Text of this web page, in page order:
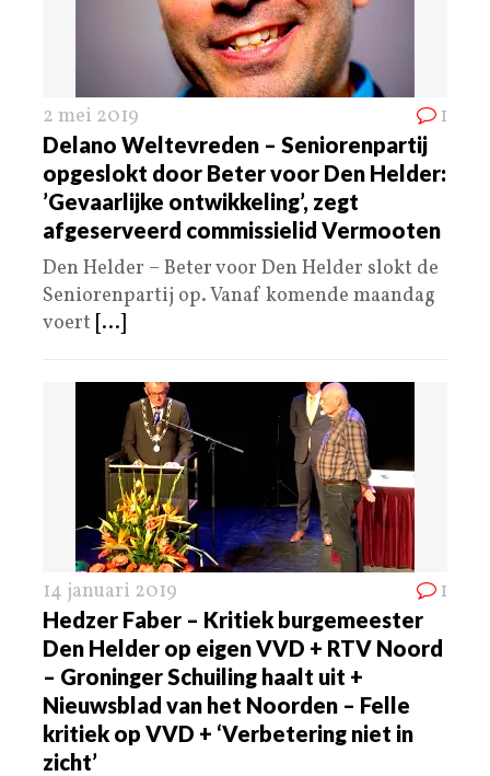
2 mei 2019 1
Delano Weltevreden – Seniorenpartij
opgeslokt door Beter voor Den Helder:
’Gevaarlijke ontwikkeling’, zegt
afgeserveerd commissielid Vermooten
Den Helder – Beter voor Den Helder slokt de
Seniorenpartij op. Vanaf komende maandag
voert [...]
14 januari 2019 1
Hedzer Faber – Kritiek burgemeester
Den Helder op eigen VVD + RTV Noord
– Groninger Schuiling haalt uit +
Nieuwsblad van het Noorden – Felle
kritiek op VVD + ‘Verbetering niet in
zicht’